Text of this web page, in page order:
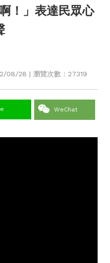
！」表達民眾心
08/28 | 瀏覽次數：27319
WeChat